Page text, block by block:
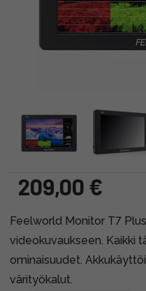
209,00 €
Feelworld Monitor T7
videokuvaukseen. Kaikki
ominaisuudet.
värityökalut.